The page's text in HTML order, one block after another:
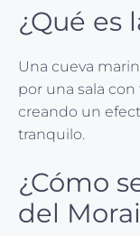
¿Qué es
Una cueva
por una sala
creando un
tranquilo.
¿Cómo
del